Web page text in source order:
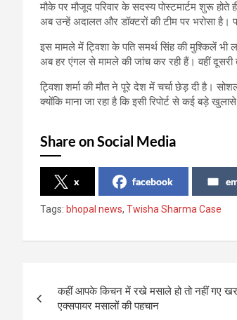
मौके पर मौजूद परिवार के सदस्य पोस्टमार्टम शुरू
अब उन्हें अदालत और डॉक्टरों की टीम पर भरोसा है।
इस मामले में ट्विशा के पति समर्थ सिंह की मुश्किलें भी
अब हर एंगल से मामले की जांच कर रही हैं। वहीं दूसरी
ट्विशा शर्मा की मौत ने पूरे देश में चर्चा छेड़ दी है।
क्योंकि माना जा रहा है कि इसी रिपोर्ट से कई बड़े
Share on Social Media
x facebook
Tags: bhopal news, Twisha Sharma Case
navigation
कहीं आपके किचन में रखे मसाले हो तो नहीं गए
एक्सपायर मसालों की पहचान